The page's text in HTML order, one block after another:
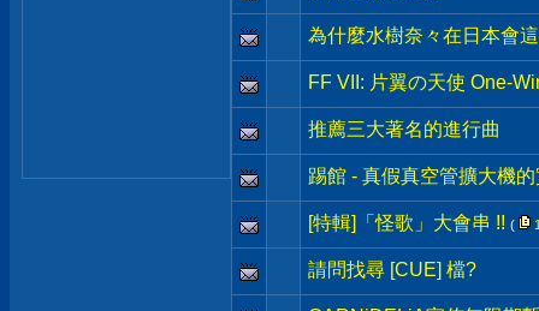
為什麼水樹奈々在日本會
FF VII: 片翼の天使 One-
推薦三大著名的進行曲
踢館 - 真假真空管擴大機
[特輯]「怪歌」大會串 !! (
請問找尋 [CUE] 檔?